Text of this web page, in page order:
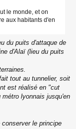
le monde, et on
aux habitants d'en
du puits d'attaque de
d'Alaï (lieu du puits
tout au tunnelier, soit
est réalisé en "cut
lyonnais jusqu'en
le principe